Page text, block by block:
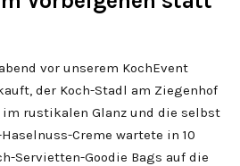
vor unserem KochEvent
der Koch-Stadl am Ziegenhof
rustikalen Glanz und die selbst
Creme wartete in 10
Servietten-Goodie Bags auf die